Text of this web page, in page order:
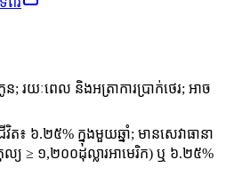
; រយៈពេល និងអត្រាការប្រាក់ថេរ; អាច
វិត៖ ៦.២៥% ក្នុងមួយឆ្នាំ; មានសេវាធានា
ល្យ ≥ ១,២០០ដុល្លារអាមេរិក) ឬ ៦.២៥%